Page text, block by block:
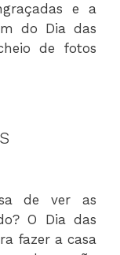
e a
do Dia das
de fotos
de ver as
O Dia das
fazer a casa